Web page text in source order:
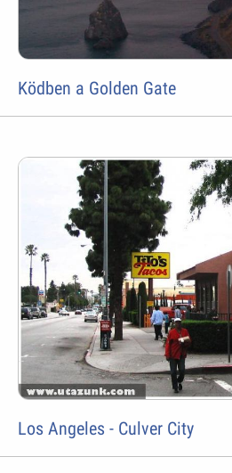
Ködben a Golden Gate
Los Angeles - Culver City